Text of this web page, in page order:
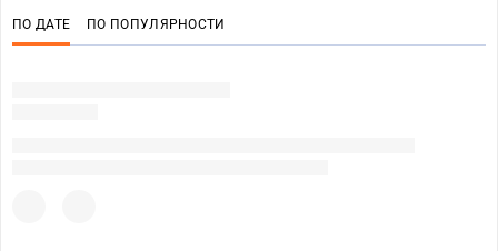
ПО ДАТЕ ПО ПОПУЛЯРНОСТИ